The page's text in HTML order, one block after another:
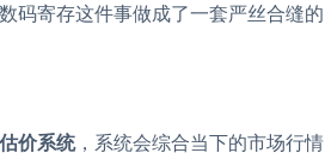
码寄存这件事做成了一套严丝合缝的
价系统，系统会综合当下的市场行情